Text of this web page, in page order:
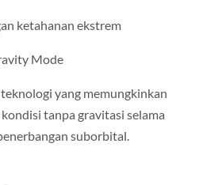
ketahanan ekstrem
Mode
yang memungkinkan
tanpa gravitasi selama
suborbital.